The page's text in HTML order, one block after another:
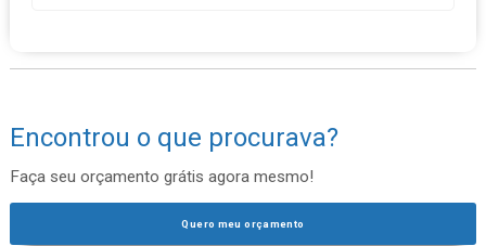
Encontrou o que procurava?
Faça seu orçamento grátis agora mesmo!
Quero meu orçamento